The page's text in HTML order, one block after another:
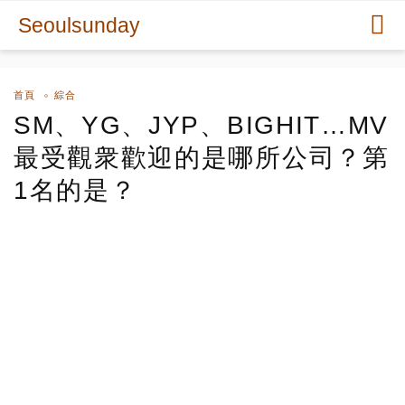
Seoulsunday
首頁 綜合
SM、YG、JYP、BIGHIT…MV
最受觀衆歡迎的是哪所公司？第
1名的是？